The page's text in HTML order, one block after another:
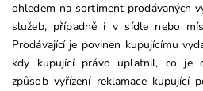
ohledem na sortiment prodávaných
služeb, případně i v sídle nebo
Prodávající je povinen kupujícímu
kdy kupující právo uplatnil, co je
způsob vyřízení reklamace kupující